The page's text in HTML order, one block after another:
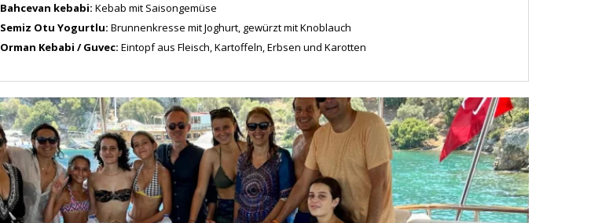
Bahcevan kebabi: Kebab mit Saisongemüse
Semiz Otu Yogurtlu: Brunnenkresse mit Joghurt, gewürzt mit Knoblauch
Orman Kebabi / Guvec: Eintopf aus Fleisch, Kartoffeln, Erbsen und Karotten